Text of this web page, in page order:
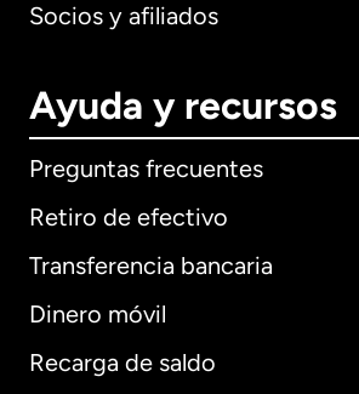
Socios y afiliados
Ayuda y recursos
Preguntas frecuentes
Retiro de efectivo
Transferencia bancaria
Dinero móvil
Recarga de saldo